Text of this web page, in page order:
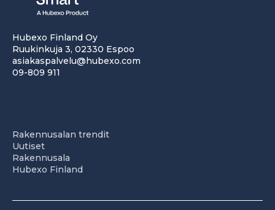
Hubexo Finland Oy
Ruukinkuja 3, 02330 Espoo
asiakaspalvelu@hubexo.com
09-809 911
Rakennusalan trendit
Uutiset
Rakennusala
Hubexo Finland